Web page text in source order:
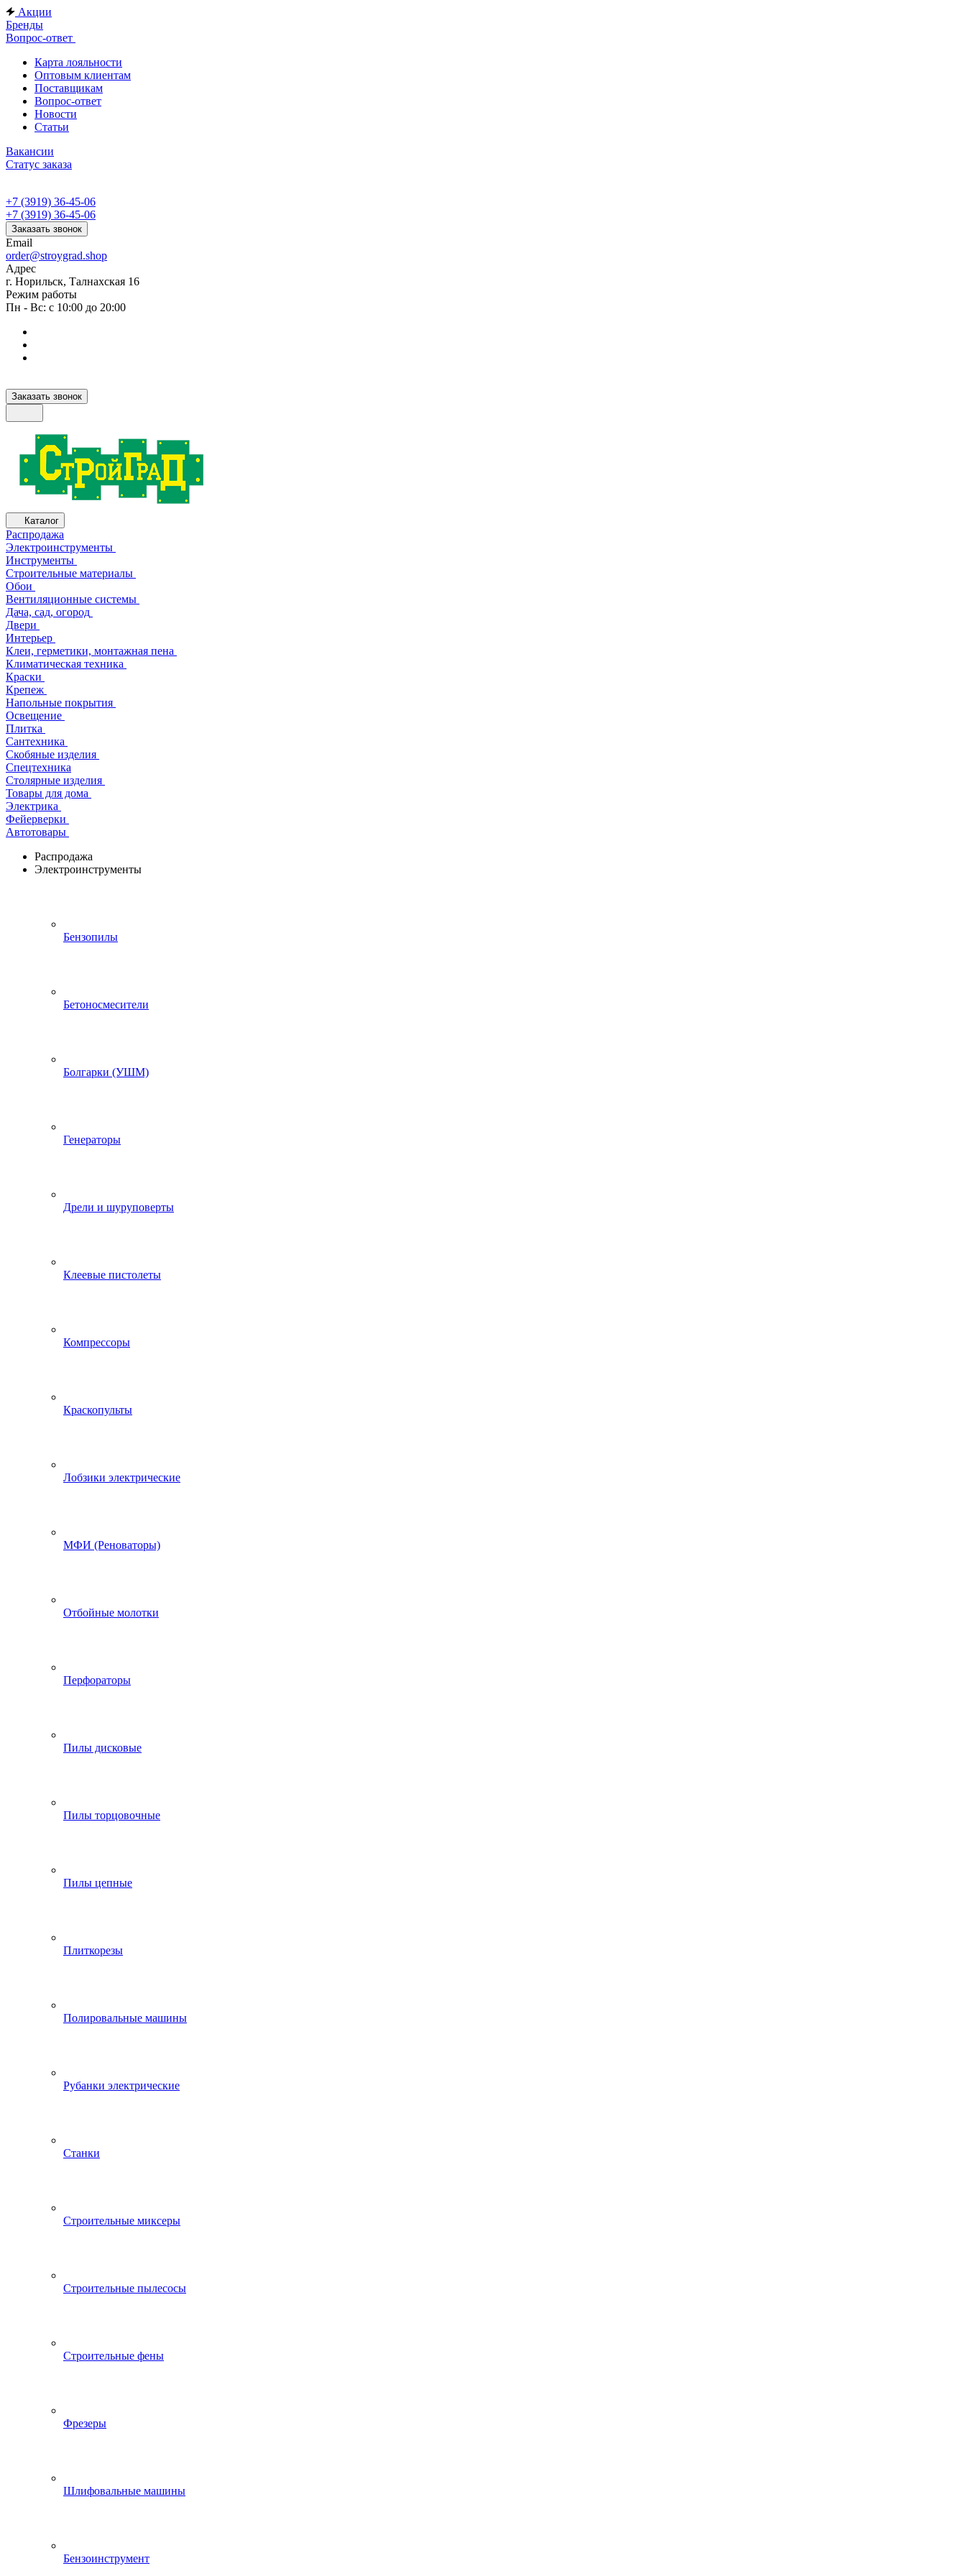
Акции
Бренды
Вопрос-ответ
Карта лояльности
Оптовым клиентам
Поставщикам
Вопрос-ответ
Новости
Статьи
Вакансии
Статус заказа
+7 (3919) 36-45-06
+7 (3919) 36-45-06
Заказать звонок
Email
order@stroygrad.shop
Адрес
г. Норильск, Талнахская 16
Режим работы
Пн - Вс: с 10:00 до 20:00
Заказать звонок
Каталог
Распродажа
Электроинструменты
Инструменты
Строительные материалы
Обои
Вентиляционные системы
Дача, сад, огород
Двери
Интерьер
Клеи, герметики, монтажная пена
Климатическая техника
Краски
Крепеж
Напольные покрытия
Освещение
Плитка
Сантехника
Скобяные изделия
Спецтехника
Столярные изделия
Товары для дома
Электрика
Фейерверки
Автотовары
Распродажа
Электроинструменты
Бензопилы
Бетоносмесители
Болгарки (УШМ)
Генераторы
Дрели и шуруповерты
Клеевые пистолеты
Компрессоры
Краскопульты
Лобзики электрические
МФИ (Реноваторы)
Отбойные молотки
Перфораторы
Пилы дисковые
Пилы торцовочные
Пилы цепные
Плиткорезы
Полировальные машины
Рубанки электрические
Станки
Строительные миксеры
Строительные пылесосы
Строительные фены
Фрезеры
Шлифовальные машины
Бензоинструмент